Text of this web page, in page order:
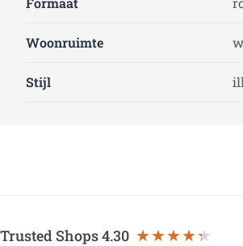
Woonruimte
Stijl
Trusted Shops4.30